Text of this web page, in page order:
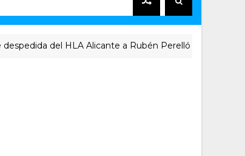
del HLA Alicante a Rubén Perelló